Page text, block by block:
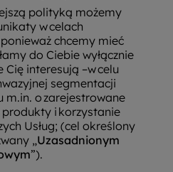
polityką możemy
w celach
chcemy mieć
do Ciebie wyłącznie
interesują –w celu
segmentacji
m.in. o zarejestrowane
produkty i korzystanie
Usług; (cel określony
„Uzasadnionym
”).